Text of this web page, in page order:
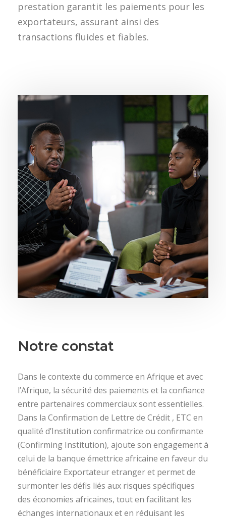
prestation garantit les paiements pour les
exportateurs, assurant ainsi des
transactions fluides et fiables.
Notre constat
Dans le contexte du commerce en Afrique et avec
l’Afrique, la sécurité des paiements et la confiance
entre partenaires commerciaux sont essentielles.
Dans la Confirmation de Lettre de Crédit , ETC en
qualité d’Institution confirmatrice ou confirmante
(Confirming Institution), ajoute son engagement à
celui de la banque émettrice africaine en faveur du
bénéficiaire Exportateur etranger et permet de
surmonter les défis liés aux risques spécifiques
des économies africaines, tout en facilitant les
échanges internationaux et en réduisant les